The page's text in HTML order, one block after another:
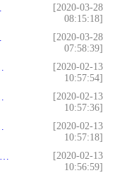
[2020-03-28
08:15:18]
[2020-03-28
07:58:39]
[2020-02-13
10:57:54]
[2020-02-13
10:57:36]
[2020-02-13
10:57:18]
[2020-02-13
10:56:59]